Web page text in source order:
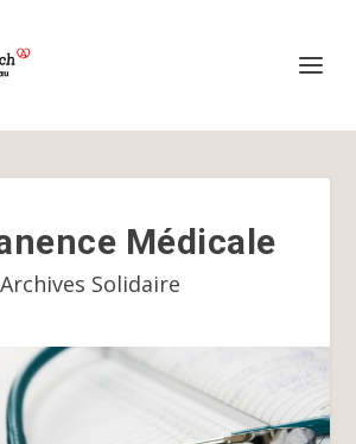
Médicale
Archives Solidaire